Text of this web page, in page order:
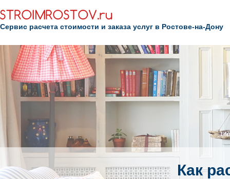
Сервис расчета стоимости и заказа услуг в Ростове-на-Дону
Как